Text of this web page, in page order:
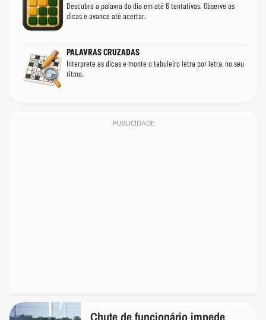
Descubra a palavra do dia em até 6 tentativas. Observe as
dicas e avance até acertar.
PALAVRAS CRUZADAS
Interprete as dicas e monte o tabuleiro letra por letra, no seu
ritmo.
PUBLICIDADE
Chute de funcionário impede